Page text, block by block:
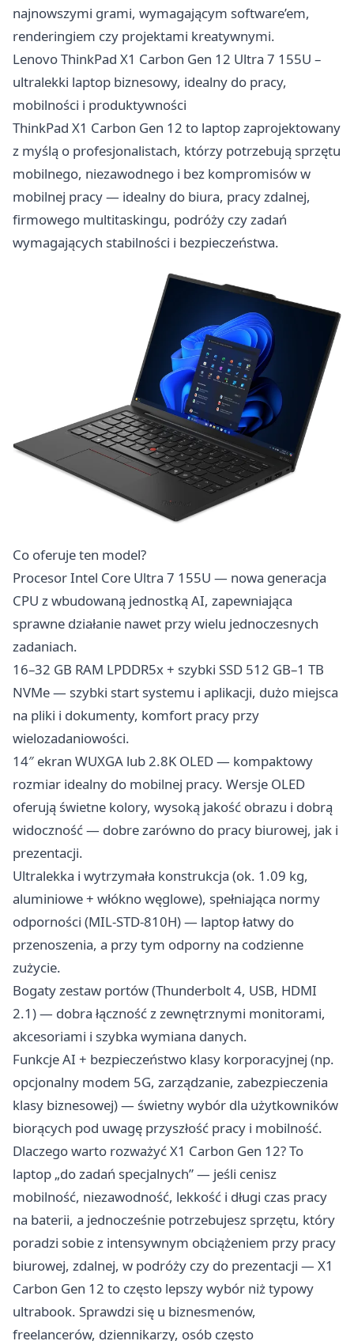
najnowszymi grami, wymagającym software’em,
renderingiem czy projektami kreatywnymi.
Lenovo ThinkPad X1 Carbon Gen 12 Ultra 7 155U –
ultralekki laptop biznesowy, idealny do pracy,
mobilności i produktywności
ThinkPad X1 Carbon Gen 12 to laptop zaprojektowany
z myślą o profesjonalistach, którzy potrzebują sprzętu
mobilnego, niezawodnego i bez kompromisów w
mobilnej pracy — idealny do biura, pracy zdalnej,
firmowego multitaskingu, podróży czy zadań
wymagających stabilności i bezpieczeństwa.
Co oferuje ten model?
Procesor Intel Core Ultra 7 155U — nowa generacja
CPU z wbudowaną jednostką AI, zapewniająca
sprawne działanie nawet przy wielu jednoczesnych
zadaniach.
16–32 GB RAM LPDDR5x + szybki SSD 512 GB–1 TB
NVMe — szybki start systemu i aplikacji, dużo miejsca
na pliki i dokumenty, komfort pracy przy
wielozadaniowości.
14″ ekran WUXGA lub 2.8K OLED — kompaktowy
rozmiar idealny do mobilnej pracy. Wersje OLED
oferują świetne kolory, wysoką jakość obrazu i dobrą
widoczność — dobre zarówno do pracy biurowej, jak i
prezentacji.
Ultralekka i wytrzymała konstrukcja (ok. 1.09 kg,
aluminiowe + włókno węglowe), spełniająca normy
odporności (MIL-STD-810H) — laptop łatwy do
przenoszenia, a przy tym odporny na codzienne
zużycie.
Bogaty zestaw portów (Thunderbolt 4, USB, HDMI
2.1) — dobra łączność z zewnętrznymi monitorami,
akcesoriami i szybka wymiana danych.
Funkcje AI + bezpieczeństwo klasy korporacyjnej (np.
opcjonalny modem 5G, zarządzanie, zabezpieczenia
klasy biznesowej) — świetny wybór dla użytkowników
biorących pod uwagę przyszłość pracy i mobilność.
Dlaczego warto rozważyć X1 Carbon Gen 12? To
laptop „do zadań specjalnych” — jeśli cenisz
mobilność, niezawodność, lekkość i długi czas pracy
na baterii, a jednocześnie potrzebujesz sprzętu, który
poradzi sobie z intensywnym obciążeniem przy pracy
biurowej, zdalnej, w podróży czy do prezentacji — X1
Carbon Gen 12 to często lepszy wybór niż typowy
ultrabook. Sprawdzi się u biznesmenów,
freelancerów, dziennikarzy, osób często